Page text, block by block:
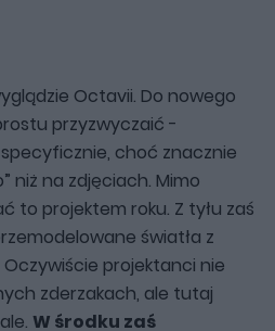
Octavii. Do nowego
przyzwyczaić -
choć znacznie
niż na zdjęciach. Mimo
to projektem roku. Z tyłu zaś
światła z
Oczywiście projektanci nie
zderzakach, ale tutaj
W środku zaś